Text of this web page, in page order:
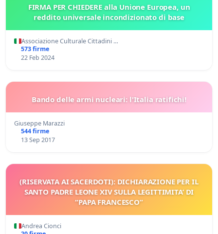
FIRMA PER CHIEDERE alla Unione Europea, un
reddito universale incondizionato di base
Associazione Culturale Cittadini …
573 firme
22 Feb 2024
Bando delle armi nucleari: l'Italia ratifichi!
Giuseppe Marazzi
544 firme
13 Sep 2017
(RISERVATA AI SACERDOTI): DICHIARAZIONE PER IL
SANTO PADRE LEONE XIV SULLA LEGITTIMITA’ DI
“PAPA FRANCESCO”
Andrea Cionci